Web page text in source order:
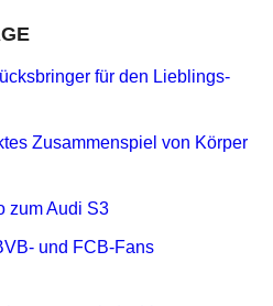
für den Lieblings-
Zusammenspiel von Körper
zum Audi S3
und FCB-Fans